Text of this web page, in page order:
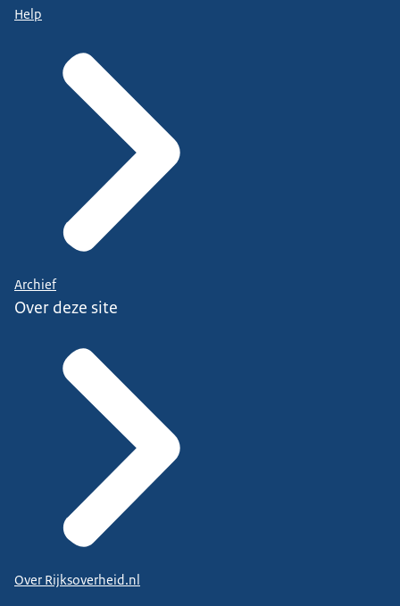
Help
Archief
Over deze site
Over Rijksoverheid.nl